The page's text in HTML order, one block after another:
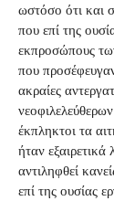
ωστόσο ότι και
που επί της
εκπροσώπους
που
ακραίες
έκπληκτοι τα
ήταν
αντιληφθεί
επί της ουσίας